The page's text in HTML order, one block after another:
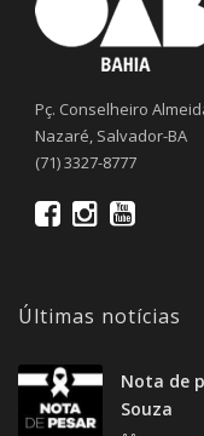
Pç. Conselheiro
Nazaré, Salvador-BA
(71) 3327-8777
Últimas notícias
Nota de
Souza